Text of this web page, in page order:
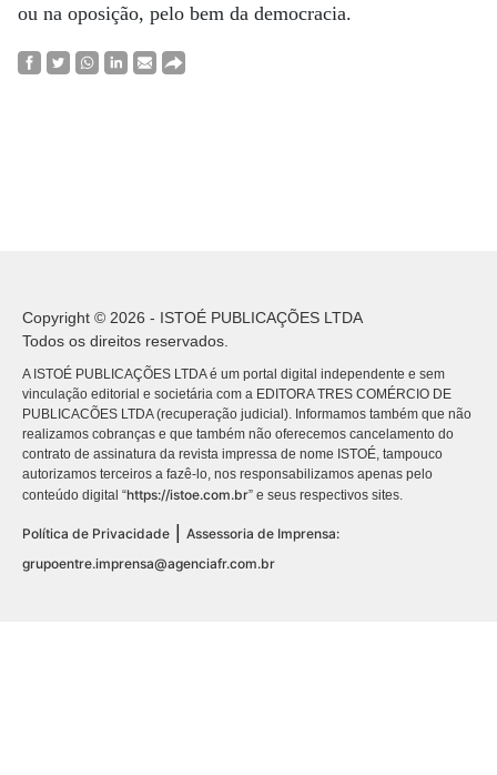
ou na oposição, pelo bem da democracia.
Copyright © 2026 - ISTOÉ PUBLICAÇÕES LTDA
Todos os direitos reservados.
A ISTOÉ PUBLICAÇÕES LTDA é um portal digital independente e sem
vinculação editorial e societária com a EDITORA TRES COMÉRCIO DE
PUBLICACÕES LTDA (recuperação judicial). Informamos também que não
realizamos cobranças e que também não oferecemos cancelamento do
contrato de assinatura da revista impressa de nome ISTOÉ, tampouco
autorizamos terceiros a fazê-lo, nos responsabilizamos apenas pelo
conteúdo digital “https://istoe.com.br” e seus respectivos sites.
Política de Privacidade | Assessoria de Imprensa:
grupoentre.imprensa@agenciafr.com.br